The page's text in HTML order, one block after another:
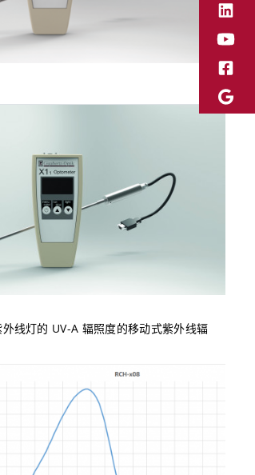
线灯的 UV-A 辐照度的移动式紫外线辐